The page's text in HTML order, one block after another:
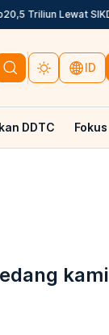
Triliun Lewat SIKD
ID
DDTC Fokus
kami